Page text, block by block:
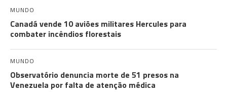
MUNDO
Canadá vende 10 aviões militares Hercules para
combater incêndios florestais
MUNDO
Observatório denuncia morte de 51 presos na
Venezuela por falta de atenção médica